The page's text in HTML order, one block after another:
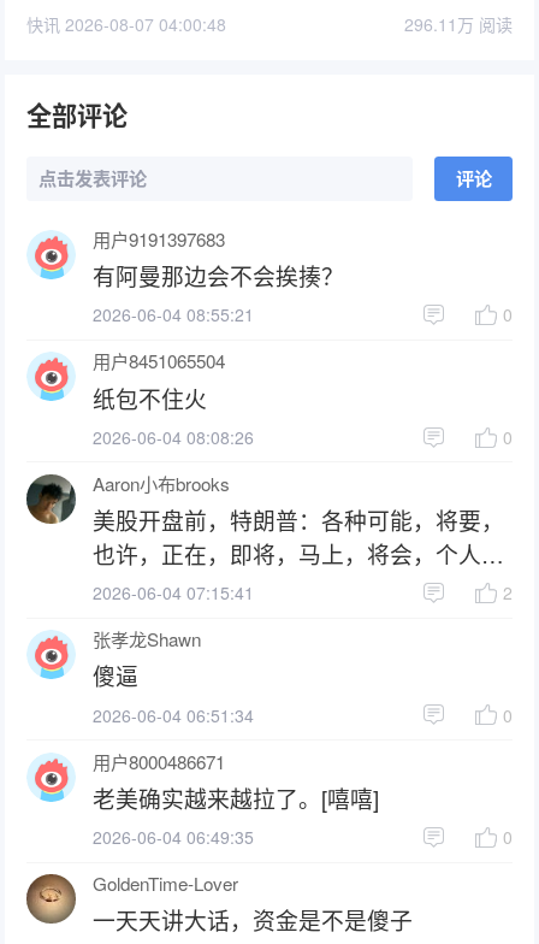
快讯 2026-08-07 04:00:48 296.11万 阅读
全部评论
点击发表评论 评论
用户9191397683
有阿曼那边会不会挨揍？
2026-06-04 08:55:21 0
用户8451065504
纸包不住火
2026-06-04 08:08:26 0
Aaron小布brooks
美股开盘前，特朗普：各种可能，将要，
也许，正在，即将，马上，将会，个人认
为，将在，将于，若，争取，一旦，听
2026-06-04 07:15:41 2
张孝龙Shawn
傻逼
2026-06-04 06:51:34 0
用户8000486671
老美确实越来越拉了。[嘻嘻]
2026-06-04 06:49:35 0
GoldenTime-Lover
一天天讲大话，资金是不是傻子